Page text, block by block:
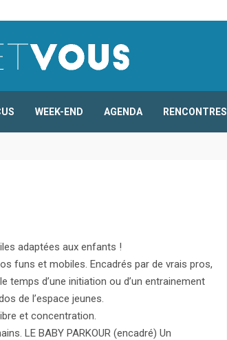
WEEK-END AGENDA RENCONTRES
adaptées aux enfants !
funs et mobiles. Encadrés par de vrais pros,
d’une initiation ou d’un entrainement
de l’espace jeunes.
et concentration.
LE BABY PARKOUR (encadré) Un